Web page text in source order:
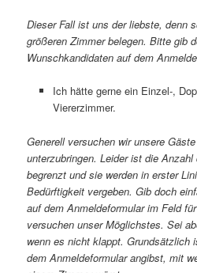
Dieser Fall ist uns der liebste, denn
größeren Zimmer belegen. Bitte gib
Wunschkandidaten auf dem
Ich hätte gerne ein Einzel-,
Viererzimmer.
Generell versuchen wir unsere
unterzubringen. Leider ist die
begrenzt und sie werden in erster
Bedürftigkeit vergeben. Gib doch
auf dem Anmeldeformular im Feld
versuchen unser Möglichstes. Sei
wenn es nicht klappt. Grundsätzlich
dem Anmeldeformular angibst, mit